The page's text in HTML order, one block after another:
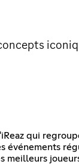
qui
meilleurs